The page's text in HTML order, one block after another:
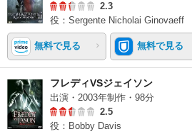
2.3
役：Sergente Nicholai Ginovaeff
無料で見る 無料で見る
フレディVSジェイソン
出演・2003年制作・98分
2.5
役：Bobby Davis